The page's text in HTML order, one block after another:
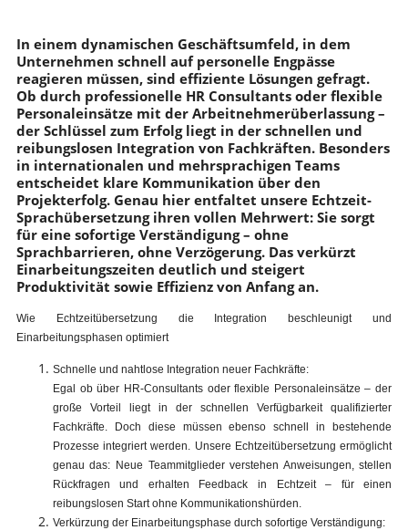
In einem dynamischen Geschäftsumfeld, in dem
Unternehmen schnell auf personelle Engpässe
reagieren müssen, sind effiziente Lösungen gefragt.
Ob durch professionelle HR Consultants oder flexible
Personaleinsätze mit der Arbeitnehmerüberlassung –
der Schlüssel zum Erfolg liegt in der schnellen und
reibungslosen Integration von Fachkräften. Besonders
in internationalen und mehrsprachigen Teams
entscheidet klare Kommunikation über den
Projekterfolg. Genau hier entfaltet unsere Echtzeit-
Sprachübersetzung ihren vollen Mehrwert: Sie sorgt
für eine sofortige Verständigung – ohne
Sprachbarrieren, ohne Verzögerung. Das verkürzt
Einarbeitungszeiten deutlich und steigert
Produktivität sowie Effizienz von Anfang an.
Wie Echtzeitübersetzung die Integration beschleunigt und
Einarbeitungsphasen optimiert
Schnelle und nahtlose Integration neuer Fachkräfte:
Egal ob über HR-Consultants oder flexible Personaleinsätze – der
große Vorteil liegt in der schnellen Verfügbarkeit qualifizierter
Fachkräfte. Doch diese müssen ebenso schnell in bestehende
Prozesse integriert werden. Unsere Echtzeitübersetzung ermöglicht
genau das: Neue Teammitglieder verstehen Anweisungen, stellen
Rückfragen und erhalten Feedback in Echtzeit – für einen
reibungslosen Start ohne Kommunikationshürden.
Verkürzung der Einarbeitungsphase durch sofortige Verständigung: